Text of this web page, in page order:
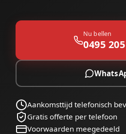
Nu bellen
0495
Aankomsttijd telefonisch
Gratis offerte per telefoon
Voorwaarden meegedeeld